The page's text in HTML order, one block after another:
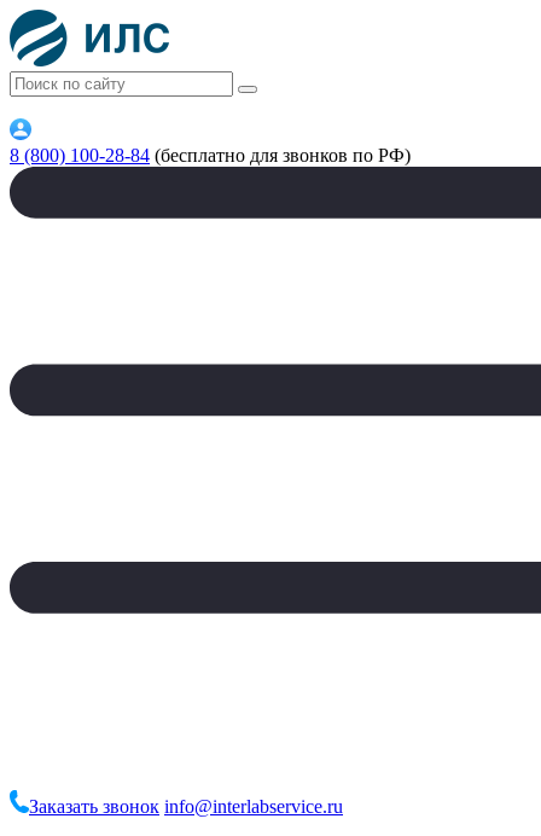
8 (800) 100-28-84 (бесплатно для звонков по РФ)
Заказать звонок info@interlabservice.ru